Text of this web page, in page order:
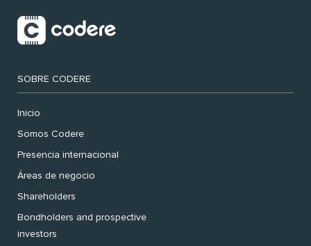
SOBRE CODERE
Inicio
Somos Codere
Presencia internacional
Áreas de negocio
Shareholders
Bondholders and prospective
investors